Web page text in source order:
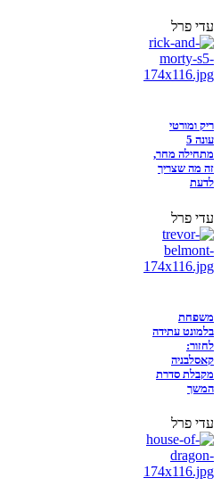
עדי פרל
ריק ומורטי
עונה 5
מתחילה מחר,
זה מה שצריך
לדעת
עדי פרל
משפחת
בלמונט עתידה
לחזור:
קאסלבניה
מקבלת סדרת
המשך
עדי פרל